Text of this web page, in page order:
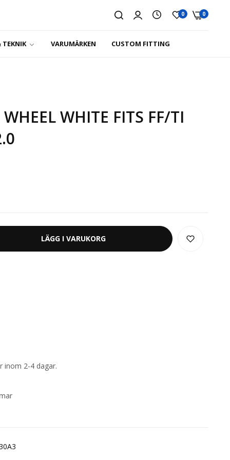
0 0
TEKNIK VARUMÄRKEN CUSTOM FITTING
WHITE FITS FF/TI
LÄGG I VARUKORG
inom 2-4 dagar.